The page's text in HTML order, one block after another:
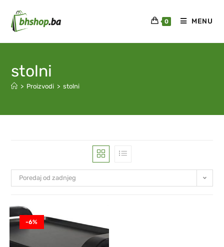
0 MENU
stolni
> Proizvodi > stolni
Poredaj od zadnjeg
-6%